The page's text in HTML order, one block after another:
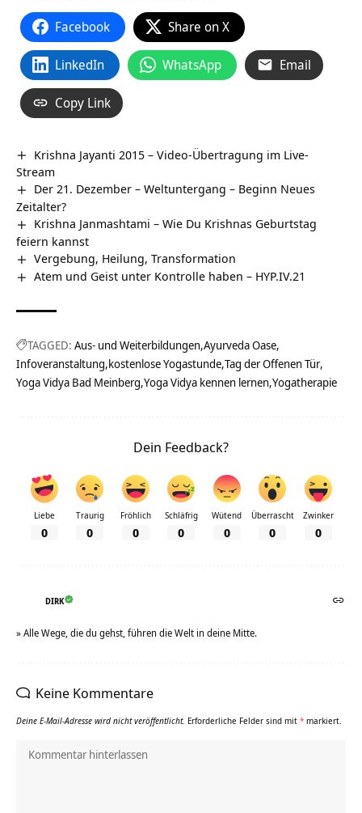
Facebook Share on X
LinkedIn WhatsApp Email
Copy Link
Krishna Jayanti 2015 – Video-Übertragung im Live-
Stream
Der 21. Dezember – Weltuntergang – Beginn Neues
Zeitalter?
Krishna Janmashtami – Wie Du Krishnas Geburtstag
feiern kannst
Vergebung, Heilung, Transformation
Atem und Geist unter Kontrolle haben – HYP.IV.21
TAGGED: Aus- und Weiterbildungen Ayurveda Oase
Infoveranstaltung kostenlose Yogastunde Tag der Offenen Tür
Yoga Vidya Bad Meinberg Yoga Vidya kennen lernen Yogatherapie
Dein Feedback?
Liebe
0
Traurig
0
Fröhlich
0
Schläfrig
0
Wütend
0
Überrascht
0
Zwinker
0
DIRK
» Alle Wege, die du gehst, führen die Welt in deine Mitte.
Keine Kommentare
Deine E-Mail-Adresse wird nicht veröffentlicht. Erforderliche Felder sind mit * markiert.